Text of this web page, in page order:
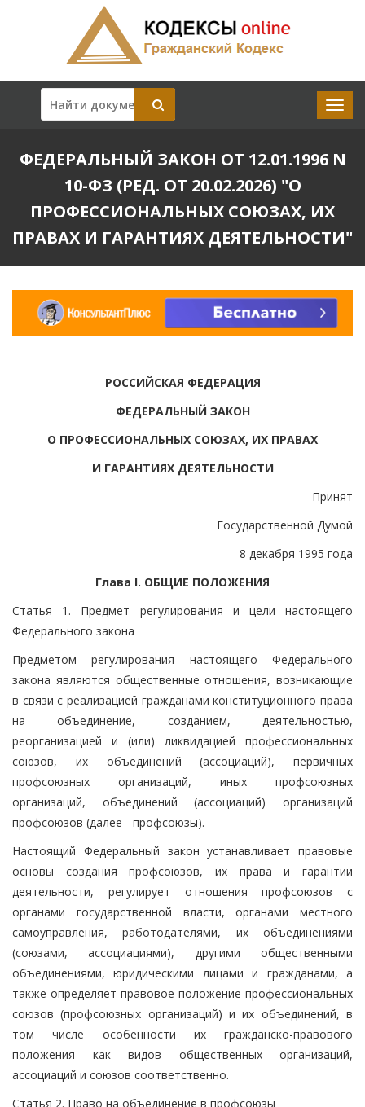
ФЕДЕРАЛЬНЫЙ ЗАКОН ОТ 12.01.1996 N
10-ФЗ (РЕД. ОТ 20.02.2026) "О
ПРОФЕССИОНАЛЬНЫХ СОЮЗАХ, ИХ
ПРАВАХ И ГАРАНТИЯХ ДЕЯТЕЛЬНОСТИ"
РОССИЙСКАЯ ФЕДЕРАЦИЯ
ФЕДЕРАЛЬНЫЙ ЗАКОН
О ПРОФЕССИОНАЛЬНЫХ СОЮЗАХ, ИХ ПРАВАХ
И ГАРАНТИЯХ ДЕЯТЕЛЬНОСТИ
Принят
Государственной Думой
8 декабря 1995 года
Глава I. ОБЩИЕ ПОЛОЖЕНИЯ
Статья 1. Предмет регулирования и цели настоящего
Федерального закона
Предметом регулирования настоящего Федерального
закона являются общественные отношения, возникающие
в связи с реализацией гражданами конституционного права
на объединение, созданием, деятельностью,
реорганизацией и (или) ликвидацией профессиональных
союзов, их объединений (ассоциаций), первичных
профсоюзных организаций, иных профсоюзных
организаций, объединений (ассоциаций) организаций
профсоюзов (далее - профсоюзы).
Настоящий Федеральный закон устанавливает правовые
основы создания профсоюзов, их права и гарантии
деятельности, регулирует отношения профсоюзов с
органами государственной власти, органами местного
самоуправления, работодателями, их объединениями
(союзами, ассоциациями), другими общественными
объединениями, юридическими лицами и гражданами, а
также определяет правовое положение профессиональных
союзов (профсоюзных организаций) и их объединений, в
том числе особенности их гражданско-правового
положения как видов общественных организаций,
ассоциаций и союзов соответственно.
Статья 2. Право на объединение в профсоюзы